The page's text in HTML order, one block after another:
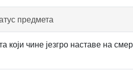
предмета
који чине језгро наставе на